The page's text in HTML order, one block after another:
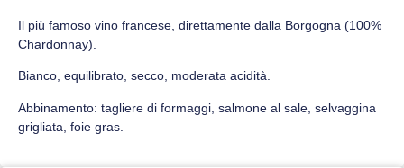
Il più famoso vino francese, direttamente dalla Borgogna (100%
Chardonnay).
Bianco, equilibrato, secco, moderata acidità.
Abbinamento: tagliere di formaggi, salmone al sale, selvaggina
grigliata, foie gras.